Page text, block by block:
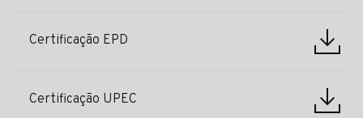
Certificação EPD
Certificação UPEC